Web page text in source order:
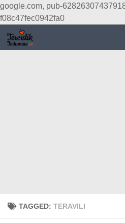
google.com, pub-
f08c47fec0942fa0
Skip to content
TAGGED: TERAVILI